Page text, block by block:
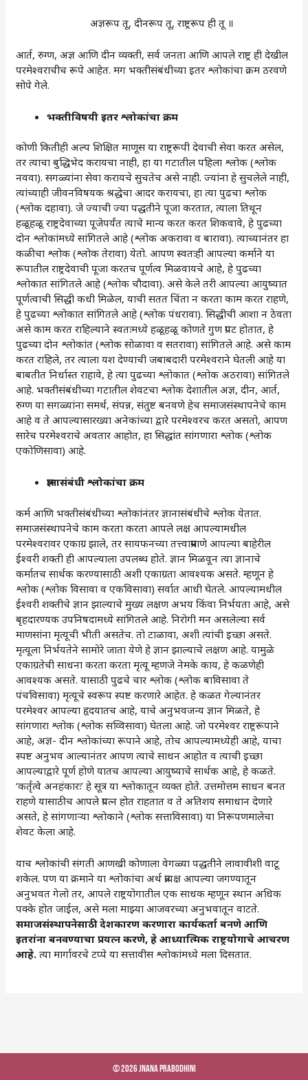
अज्ञरूप तू, दीनरूप तू, राष्ट्ररूप ही तू ॥
आर्त, रुग्ण, अज्ञ आणि दीन व्यक्ती, सर्व जनता आणि आपले राष्ट्र ही देखील
परमेश्वराचीच रूपे आहेत. मग भक्तीसंबंधीच्या इतर श्लोकांचा क्रम ठरवणे
सोपे गेले.
भक्तीविषयी इतर श्लोकांचा क्रम
कोणी कितीही अल्प शिक्षित माणूस या राष्ट्ररूपी देवाची सेवा करत असेल,
तर त्याचा बुद्धिभेद करायचा नाही, हा या गटातील पहिला श्लोक (श्लोक
नववा). सगळ्यांना सेवा करायचे सुचतेच असे नाही. ज्यांना हे सुचलेले नाही,
त्यांच्याही जीवनविषयक श्रद्धेचा आदर करायचा, हा त्या पुढचा श्लोक
(श्लोक दहावा). जे ज्याची ज्या पद्धतीने पूजा करतात, त्याला तिथून
हळूहळू राष्ट्रदेवाच्या पूजेपर्यंत त्याचे मान्य करत करत शिकवावे, हे पुढच्या
दोन श्लोकांमध्ये सांगितले आहे (श्लोक अकरावा व बारावा). त्याच्यानंतर हा
कळीचा श्लोक (श्लोक तेरावा) येतो. आपण स्वतःही आपल्या कर्माने या
रूपातील राष्ट्रदेवाची पूजा करतच पूर्णत्व मिळवायचे आहे, हे पुढच्या
श्लोकात सांगितले आहे (श्लोक चौदावा). असे केले तरी आपल्या आयुष्यात
पूर्णत्वाची सिद्धी कधी मिळेल, याची सतत चिंता न करता काम करत राहणे,
हे पुढच्या श्लोकात सांगितले आहे (श्लोक पंधरावा). सिद्धीची आशा न ठेवता
असे काम करत राहिल्याने स्वतःमध्ये हळूहळू कोणते गुण प्रगट होतात, हे
पुढच्या दोन श्लोकांत (श्लोक सोळावा व सतरावा) सांगितले आहे. असे काम
करत राहिले, तर त्याला यश देण्याची जबाबदारी परमेश्वराने घेतली आहे या
बाबतीत निर्धास्त राहावे, हे त्या पुढच्या श्लोकात (श्लोक अठरावा) सांगितले
आहे. भक्तीसंबंधीच्या गटातील शेवटचा श्लोक देशातील अज्ञ, दीन, आर्त,
रुग्ण या सगळ्यांना समर्थ, संपन्न, संतुष्ट बनवणे हेच समाजसंस्थापनेचे काम
आहे व ते आपल्यासारख्या अनेकांच्या द्वारे परमेश्वरच करत असतो, आपण
सारेच परमेश्वराचे अवतार आहोत, हा सिद्धांत सांगणारा श्लोक (श्लोक
एकोणिसावा) आहे.
ज्ञानासंबंधी श्लोकांचा क्रम
कर्म आणि भक्तीसंबंधीच्या श्लोकांनंतर ज्ञानासंबंधीचे श्लोक येतात.
समाजसंस्थापनेचे काम करता करता आपले लक्ष आपल्यामधील
परमेश्वरावर एकाग्र झाले, तर सायफनच्या तत्त्वाप्रमाणे आपल्या बाहेरील
ईश्वरी शक्ती ही आपल्याला उपलब्ध होते. ज्ञान मिळवून त्या ज्ञानाचे
कर्मातच सार्थक करण्यासाठी अशी एकाग्रता आवश्यक असते. म्हणून हे
श्लोक (श्लोक विसावा व एकविसावा) सर्वात आधी घेतले. आपल्यामधील
ईश्वरी शक्तीचे ज्ञान झाल्याचे मुख्य लक्षण अभय किंवा निर्भयता आहे, असे
बृहदारण्यक उपनिषदामध्ये सांगितले आहे. निरोगी मन असलेल्या सर्व
माणसांना मृत्यूची भीती असतेच. तो टाळावा, अशी त्यांची इच्छा असते.
मृत्यूला निर्भयतेने सामोरे जाता येणे हे ज्ञान झाल्याचे लक्षण आहे. यामुळे
एकाग्रतेची साधना करता करता मृत्यू म्हणजे नेमके काय, हे कळणेही
आवश्यक असते. यासाठी पुढचे चार श्लोक (श्लोक बाविसावा ते
पंचविसावा) मृत्यूचे स्वरूप स्पष्ट करणारे आहेत. हे कळत गेल्यानंतर
परमेश्वर आपल्या हृदयातच आहे, याचे अनुभवजन्य ज्ञान मिळते, हे
सांगणारा श्लोक (श्लोक सव्विसावा) घेतला आहे. जो परमेश्वर राष्ट्ररूपाने
आहे, अज्ञ- दीन श्लोकांच्या रूपाने आहे, तोच आपल्यामध्येही आहे, याचा
स्पष्ट अनुभव आल्यानंतर आपण त्याचे साधन आहोत व त्याची इच्छा
आपल्याद्वारे पूर्ण होणे यातच आपल्या आयुष्याचे सार्थक आहे, हे कळते.
‌‘कर्तृत्वे अनहंकारः‌’ हे सूत्र या श्लोकातून व्यक्त होते. उत्तमोत्तम साधन बनत
राहणे यासाठीच आपले प्रयत्न होत राहतात व ते अतिशय समाधान देणारे
असते, हे सांगणाऱ्या श्लोकाने (श्लोक सत्ताविसावा) या निरूपणमालेचा
शेवट केला आहे.
याच श्लोकांची संगती आणखी कोणाला वेगळ्या पद्धतीने लावावीशी वाटू
शकेल. पण या क्रमाने या श्लोकांचा अर्थ प्रत्यक्ष आपल्या जगण्यातून
अनुभवत गेलो तर, आपले राष्ट्रयोगातील एक साधक म्हणून स्थान अधिक
पक्के होत जाईल, असे मला माझ्या आजवरच्या अनुभवातून वाटते.
समाजसंस्थापनेसाठी देशकारण करणारा कार्यकर्ता बनणे आणि
इतरांना बनवण्याचा प्रयत्न करणे, हे आध्यात्मिक राष्ट्रयोगाचे आचरण
आहे. त्या मार्गावरचे टप्पे या सत्तावीस श्लोकांमध्ये मला दिसतात.
© 2026 Jnana Prabodhini